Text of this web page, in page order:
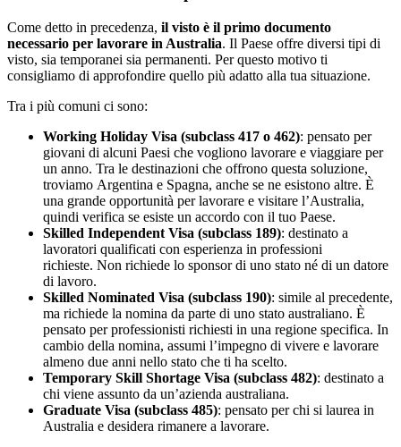
Come detto in precedenza, il visto è il primo documento
necessario per lavorare in Australia. Il Paese offre diversi tipi di
visto, sia temporanei sia permanenti. Per questo motivo ti
consigliamo di approfondire quello più adatto alla tua situazione.
Tra i più comuni ci sono:
Working Holiday Visa (subclass 417 o 462): pensato per
giovani di alcuni Paesi che vogliono lavorare e viaggiare per
un anno. Tra le destinazioni che offrono questa soluzione,
troviamo Argentina e Spagna, anche se ne esistono altre. È
una grande opportunità per lavorare e visitare l’Australia,
quindi verifica se esiste un accordo con il tuo Paese.
Skilled Independent Visa (subclass 189): destinato a
lavoratori qualificati con esperienza in professioni
richieste. Non richiede lo sponsor di uno stato né di un datore
di lavoro.
Skilled Nominated Visa (subclass 190): simile al precedente,
ma richiede la nomina da parte di uno stato australiano. È
pensato per professionisti richiesti in una regione specifica. In
cambio della nomina, assumi l’impegno di vivere e lavorare
almeno due anni nello stato che ti ha scelto.
Temporary Skill Shortage Visa (subclass 482): destinato a
chi viene assunto da un’azienda australiana.
Graduate Visa (subclass 485): pensato per chi si laurea in
Australia e desidera rimanere a lavorare.